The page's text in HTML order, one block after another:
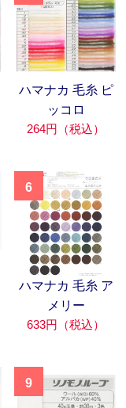
ハマナカ 毛糸 ピ
ッコロ
264円（税込）
6
ハマナカ 毛糸 ア
メリー
633円（税込）
9